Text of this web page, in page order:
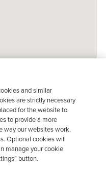
and similar
are strictly necessary
for the website to
to provide a more
way our websites work,
Optional cookies will
manage your cookie
button.